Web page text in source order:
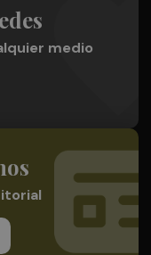
medio